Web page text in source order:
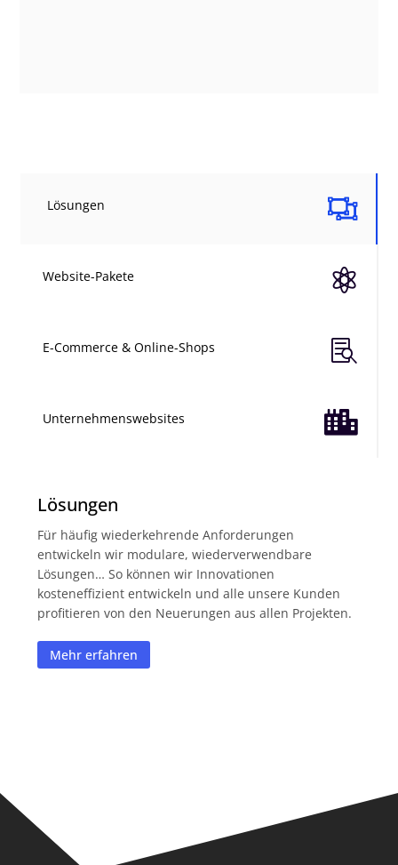

Lösungen

Website-Pakete

E-Commerce & Online-Shops

Unternehmenswebsites
Lösungen
Für häufig wiederkehrende Anforderungen
entwickeln wir modulare, wiederverwendbare
Lösungen… So können wir Innovationen
kosteneffizient entwickeln und alle unsere Kunden
profitieren von den Neuerungen aus allen Projekten.
Mehr erfahren